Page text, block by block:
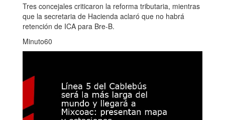
Tres concejales criticaron la reforma tributaria, mientras
que la secretaria de Hacienda aclaró que no habrá
retención de ICA para Bre-B.
Minuto60